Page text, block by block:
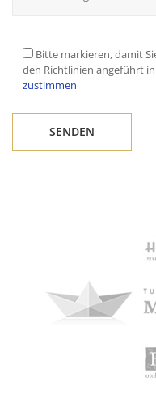
Bitte markieren, damit
den Richtlinien angeführt
zustimmen